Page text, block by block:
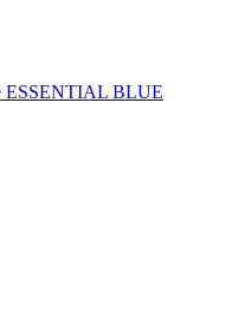
ESSENTIAL BLUE